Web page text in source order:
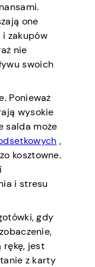
one
zakupów
nie
swoich
Ponieważ
wysokie
salda może
,
kosztowne.
i stresu
gdy
rękę, jest
z karty